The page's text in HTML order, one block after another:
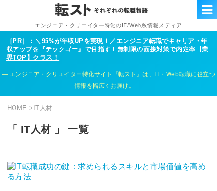
エンジニア・クリエイター特化のIT/Web系情報メディア
［PR］：＼95%が年収UPを実現！／エンジニア転職でキャリア・年
収アップを『テックゴー』で目指す！無制限の面接対策で内定率【業
界TOP】クラス！
エンジニア・クリエイター特化サイト『転スト』は、IT・Web転職に役立つ
情報を幅広くお届け。
HOME > IT人材
「 IT人材 」 一覧